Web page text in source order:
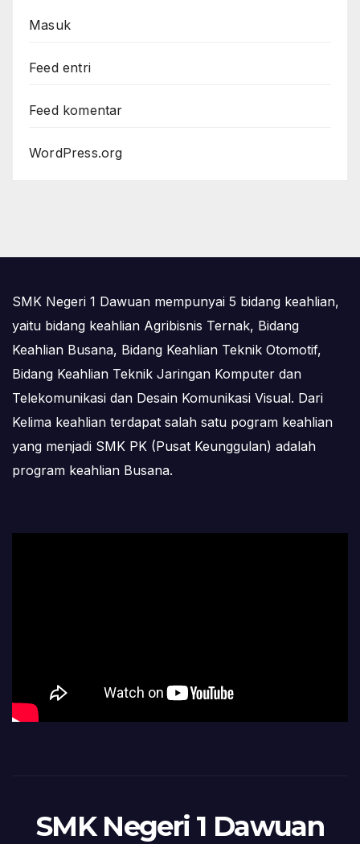
Masuk
Feed entri
Feed komentar
WordPress.org
SMK Negeri 1 Dawuan mempunyai 5 bidang keahlian,
yaitu bidang keahlian Agribisnis Ternak, Bidang
Keahlian Busana, Bidang Keahlian Teknik Otomotif,
Bidang Keahlian Teknik Jaringan Komputer dan
Telekomunikasi dan Desain Komunikasi Visual. Dari
Kelima keahlian terdapat salah satu pogram keahlian
yang menjadi SMK PK (Pusat Keunggulan) adalah
program keahlian Busana.
SMK Negeri 1 Dawuan